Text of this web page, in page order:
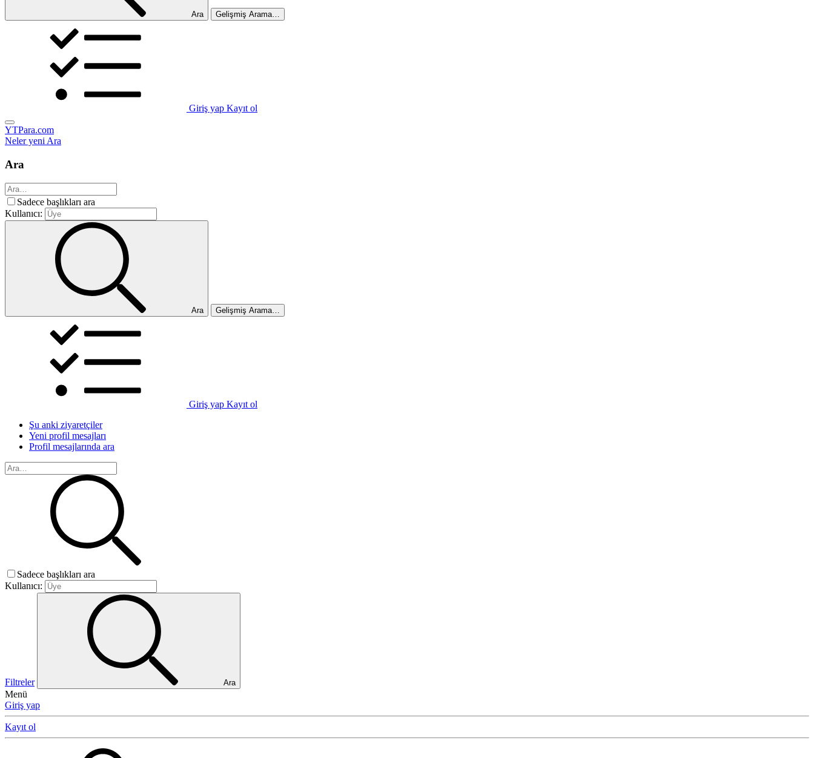
Ara Gelişmiş Arama…
Giriş yap Kayıt ol
YTPara.com
Neler yeniAra
Ara
Sadece başlıkları ara
Kullanıcı:
Ara Gelişmiş Arama…
Giriş yap Kayıt ol
Şu anki ziyaretçiler
Yeni profil mesajları
Profil mesajlarında ara
Sadece başlıkları ara
Kullanıcı:
Filtreler Ara
Menü
Giriş yap
Kayıt ol